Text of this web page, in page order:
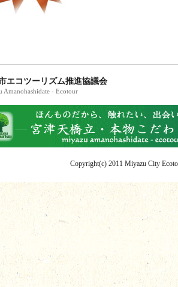
エコツーリズム推進協議会
Amanohashidate - Ecotour
Copyright(c) 2011 Miyazu City